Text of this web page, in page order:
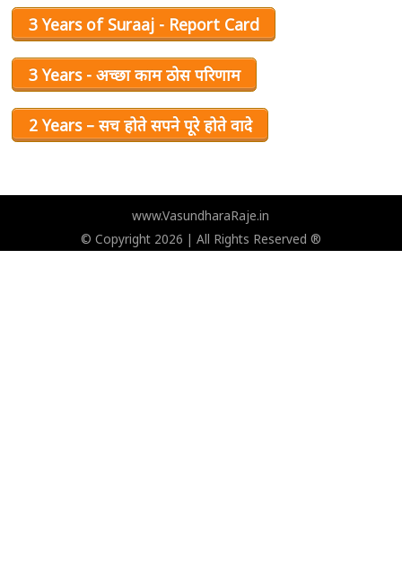
3 Years of Suraaj - Report Card
3 Years - अच्छा काम ठोस परिणाम
2 Years – सच होते सपने पूरे होते वादे
www.VasundharaRaje.in
© Copyright 2026 | All Rights Reserved ®